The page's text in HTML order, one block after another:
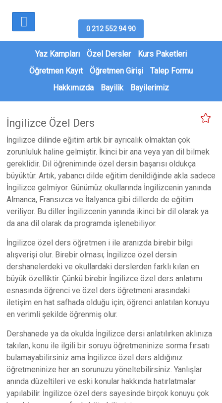
0 212 552 94 90
Yaz Kampları Özel Dersler
Kurs Paketleri
Öğretmen Kayıt
Öğretmen Girişi
Talep Formu
Hakkımızda
Bayilik Bayilerimiz
İngilizce Özel Ders
İngilizce dilinde eğitim artık bir ayrıcalık olmaktan çok
zorunluluk haline gelmiştir. İkinci bir ana veya yan dil bilmek
gereklidir. Dil öğreniminde özel dersin başarısı oldukça
büyüktür. Artık, yabancı dilde eğitim denildiğinde akla sadece
İngilizce gelmiyor. Günümüz okullarında İngilizcenin yanında
Almanca, Fransızca ve İtalyanca gibi dillerde de eğitim
veriliyor. Bu diller İngilizcenin yanında ikinci bir dil olarak ya
da ana dil olarak da programda işlenebiliyor.
İngilizce özel ders öğretmen i ile aranızda birebir bilgi
alışverişi olur. Birebir olması; İngilizce özel dersin
dershanelerdeki ve okullardaki derslerden farklı kılan en
büyük özelliktir. Çünkü birebir İngilizce özel ders anlatımı
esnasında öğrenci ve özel ders öğretmeni arasındaki
iletişim en hat safhada olduğu için; öğrenci anlatılan konuyu
en verimli şekilde öğrenmiş olur.
Dershanede ya da okulda İngilizce dersi anlatılırken aklınıza
takılan, konu ile ilgili bir soruyu öğretmeninize sorma fırsatı
bulamayabilirsiniz ama İngilizce özel ders aldığınız
öğretmeninize her an sorunuzu yöneltebilirsiniz. Yanlışlar
anında düzeltileri ve eski konular hakkında hatırlatmalar
yapılabilir. İngilizce özel ders sayesinde birçok konuyu çok